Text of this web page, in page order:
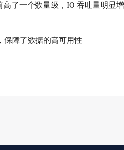
了一个数量级，IO 吞吐量明显增
保障了数据的高可用性